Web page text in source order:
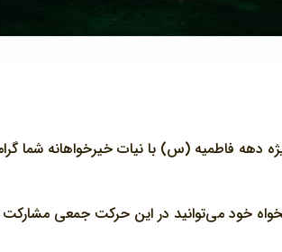
خود می‌توانید در این حرکت جمعی مشارکت